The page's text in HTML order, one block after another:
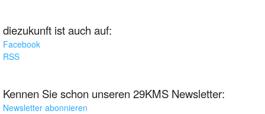
diezukunft ist auch auf:
Facebook
RSS
Kennen Sie schon unseren 29KMS Newsletter:
Newsletter abonnieren